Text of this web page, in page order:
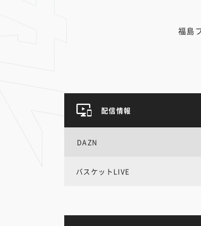
福島
配信情報
DAZN
バスケットLIVE